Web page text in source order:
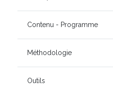
Contenu - Programme
Méthodologie
Outils